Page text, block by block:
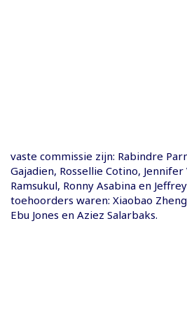
vaste commissie zijn: Rabindre
Gajadien, Rossellie Cotino,
Ramsukul, Ronny Asabina en
toehoorders waren: Xiaobao
Ebu Jones en Aziez Salarbaks.